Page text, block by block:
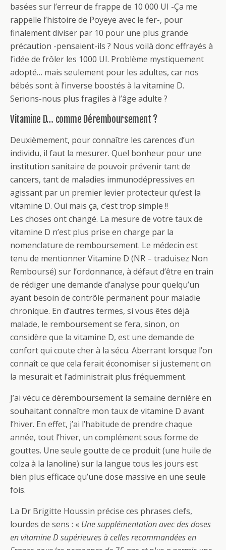
basées sur l’erreur de frappe de 10 000 UI -Ça me
rappelle l’histoire de Poyeye avec le fer-, pour
finalement diviser par 10 pour une plus grande
précaution -pensaient-ils ? Nous voilà donc effrayés à
l’idée de frôler les 1000 UI. Problème mystiquement
adopté… mais seulement pour les adultes, car nos
bébés sont à l’inverse boostés à la vitamine D.
Serions-nous plus fragiles à l’âge adulte ?
Vitamine D… comme Déremboursement ?
Deuxièmement, pour connaître les carences d’un
individu, il faut la mesurer. Quel bonheur pour une
institution sanitaire de pouvoir prévenir tant de
cancers, tant de maladies immunodépressives en
agissant par un premier levier protecteur qu’est la
vitamine D. Oui mais ça, c’est trop simple !!
Les choses ont changé. La mesure de votre taux de
vitamine D n’est plus prise en charge par la
nomenclature de remboursement. Le médecin est
tenu de mentionner Vitamine D (NR – traduisez Non
Remboursé) sur l’ordonnance, à défaut d’être en train
de rédiger une demande d’analyse pour quelqu’un
ayant besoin de contrôle permanent pour maladie
chronique. En d’autres termes, si vous êtes déjà
malade, le remboursement se fera, sinon, on
considère que la vitamine D, est une demande de
confort qui coute cher à la sécu. Aberrant lorsque l’on
connaît ce que cela ferait économiser si justement on
la mesurait et l’administrait plus fréquemment.
J’ai vécu ce déremboursement la semaine dernière en
souhaitant connaître mon taux de vitamine D avant
l’hiver. En effet, j’ai l’habitude de prendre chaque
année, tout l’hiver, un complément sous forme de
gouttes. Une seule goutte de ce produit (une huile de
colza à la lanoline) sur la langue tous les jours est
bien plus efficace qu’une dose massive en une seule
fois.
La Dr Brigitte Houssin précise ces phrases clefs,
lourdes de sens : « Une supplémentation avec des doses
en vitamine D supérieures à celles recommandées en